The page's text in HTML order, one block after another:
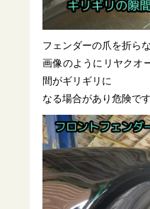
フェンダーの爪を折ら
画像のようにリヤクオ
間がギリギリに
なる場合があり危険です